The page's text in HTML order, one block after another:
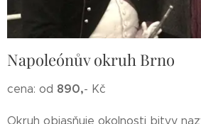
Napoleónův okruh Brno
cena: od 890,- Kč
Okruh objasňuje okolnosti bitvy